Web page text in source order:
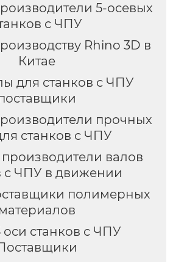
5-осевых
с ЧПУ
Rhino 3D в
Китае
для станков с ЧПУ
прочных
станков с ЧПУ
валов
с ЧПУ в движении
полимерных
материалов
оси станков с ЧПУ